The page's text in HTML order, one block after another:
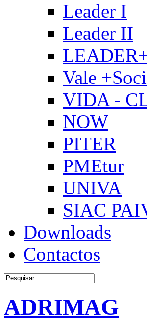
Leader I
Leader II
Vale
VIDA -
NOW
PITER
PMEtur
UNIVA
SIAC
Downloads
Contactos
ADRIMAG